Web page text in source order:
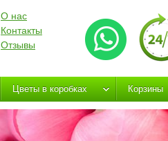
О нас
Контакты
Отзывы
Цветы в коробках Корзины